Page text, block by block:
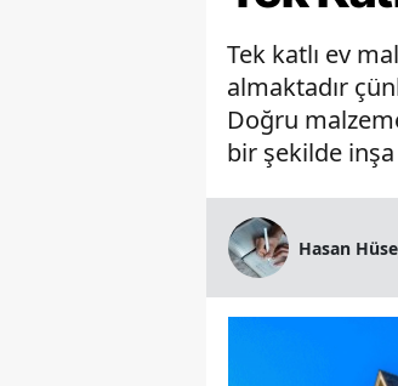
Tek katlı ev
almaktadır
Doğru
bir şekilde
Hasan